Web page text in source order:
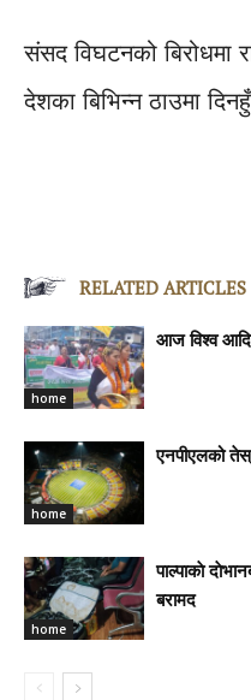
संसद विघटनको बिरोधमा
देशका बिभिन्न ठाउमा
RELATED ARTICLES
home
आज विश्व
home
एनपीएलको
home
पाल्पाकाे
बरामद